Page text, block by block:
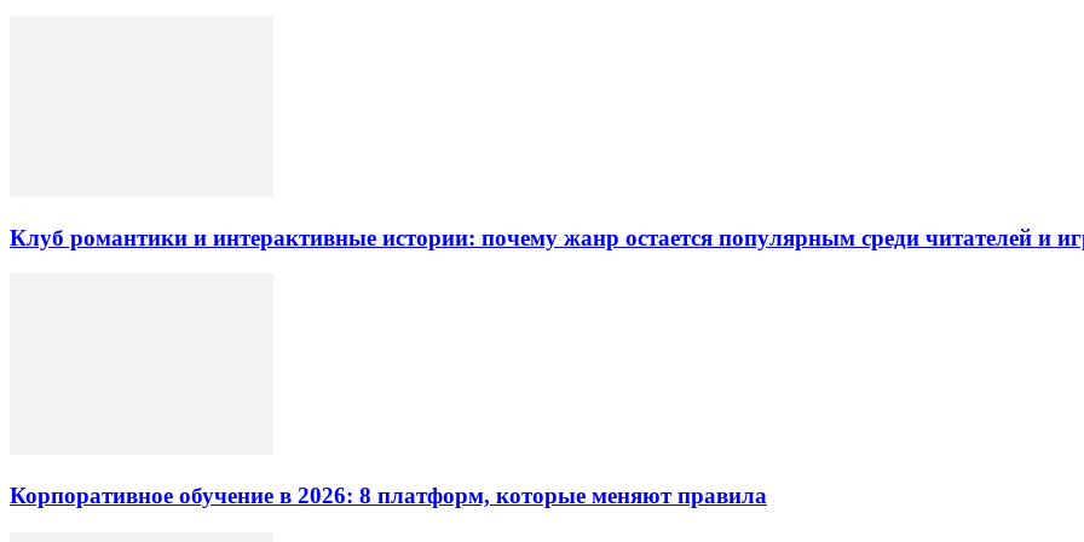
Клуб романтики и интерактивные истории: почему жанр остается популярным среди читателей и
Корпоративное обучение в 2026: 8 платформ, которые меняют правила